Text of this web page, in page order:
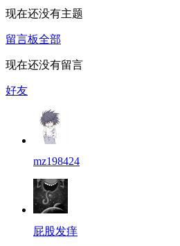
现在还没有主题
留言板全部
现在还没有留言
好友
mz198424
屁股发痒